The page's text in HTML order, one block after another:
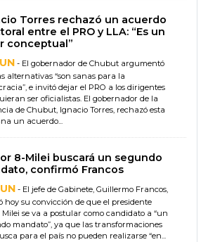
Torres rechazó un acuerdo
entre el PRO y LLA: “Es un
conceptual”
- El gobernador de Chubut argumentó
alternativas “son sanas para la
e invitó dejar el PRO a los dirigentes
ser oficialistas. El gobernador de la
de Chubut, Ignacio Torres, rechazó esta
un acuerdo...
8-Milei buscará un segundo
confirmó Francos
- El jefe de Gabinete, Guillermo Francos,
hoy su convicción de que el presidente
Milei se va a postular como candidato a “un
mandato”, ya que las transformaciones
para el país no pueden realizarse “en...